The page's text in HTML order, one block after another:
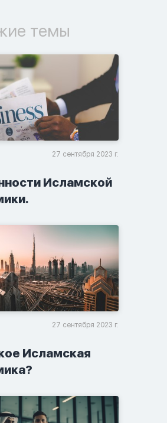
темы
27 сентября 2023 г.
Исламской
27 сентября 2023 г.
Исламская